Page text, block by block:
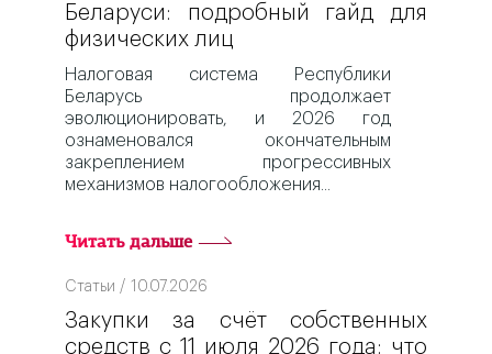
Беларуси: подробный гайд для
физических лиц
Налоговая система Республики
Беларусь продолжает
эволюционировать, и 2026 год
ознаменовался окончательным
закреплением прогрессивных
механизмов налогообложения
Читать дальше
Статьи / 10.07.2026
Закупки за счёт собственных
средств с 11 июля 2026 года: что